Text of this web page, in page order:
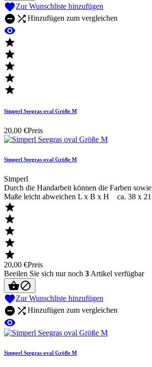
Zur Wunschliste hinzufügen
  Hinzufügen zum vergleichen






Simperl Seegras oval Größe M
20,00 €Preis
Simperl Seegras oval Größe M
Simperl
Durch die Handarbeit können die Farben sowie
Maße leicht abweichen L x B x H ca. 38 x





20,00 €Preis
Beeilen Sie sich nur noch 3 Artikel verfügbar

Zur Wunschliste hinzufügen
  Hinzufügen zum vergleichen

Simperl Seegras oval Größe M